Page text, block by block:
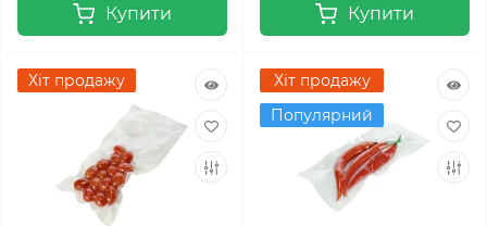
Купити Купити
Хіт продажу
Хіт продажу
Популярний